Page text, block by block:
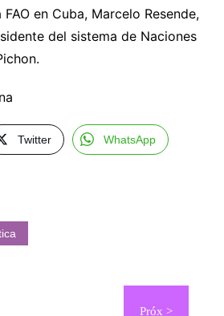
en Cuba, Marcelo Resende,
del sistema de Naciones
Twitter WhatsApp